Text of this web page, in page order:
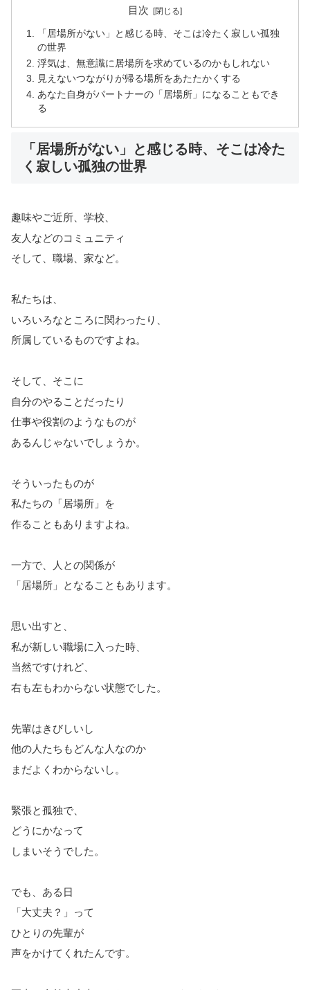
目次
「居場所がない」と感じる時、そこは冷たく寂しい孤独
の世界
浮気は、無意識に居場所を求めているのかもしれない
見えないつながりが帰る場所をあたたかくする
あなた自身がパートナーの「居場所」になることもでき
る
「居場所がない」と感じる時、そこは冷た
く寂しい孤独の世界
趣味やご近所、学校、
友人などのコミュニティ
そして、職場、家など。
私たちは、
いろいろなところに関わったり、
所属しているものですよね。
そして、そこに
自分のやることだったり
仕事や役割のようなものが
あるんじゃないでしょうか。
そういったものが
私たちの「居場所」を
作ることもありますよね。
一方で、人との関係が
「居場所」となることもあります。
思い出すと、
私が新しい職場に入った時、
当然ですけれど、
右も左もわからない状態でした。
先輩はきびしいし
他の人たちもどんな人なのか
まだよくわからないし。
緊張と孤独で、
どうにかなって
しまいそうでした。
でも、ある日
「大丈夫？」って
ひとりの先輩が
声をかけてくれたんです。